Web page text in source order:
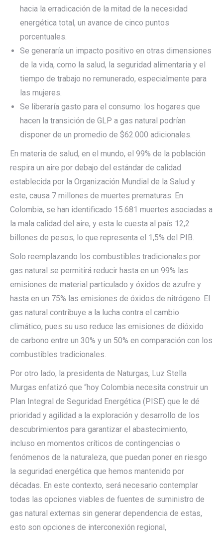
hacia la erradicación de la mitad de la necesidad
energética total, un avance de cinco puntos
porcentuales.
Se generaría un impacto positivo en otras dimensiones
de la vida, como la salud, la seguridad alimentaria y el
tiempo de trabajo no remunerado, especialmente para
las mujeres.
Se liberaría gasto para el consumo: los hogares que
hacen la transición de GLP a gas natural podrían
disponer de un promedio de $62.000 adicionales.
En materia de salud, en el mundo, el 99% de la población
respira un aire por debajo del estándar de calidad
establecida por la Organización Mundial de la Salud y
este, causa 7 millones de muertes prematuras. En
Colombia, se han identificado 15.681 muertes asociadas a
la mala calidad del aire, y esta le cuesta al país 12,2
billones de pesos, lo que representa el 1,5% del PIB.
Solo reemplazando los combustibles tradicionales por
gas natural se permitirá reducir hasta en un 99% las
emisiones de material particulado y óxidos de azufre y
hasta en un 75% las emisiones de óxidos de nitrógeno. El
gas natural contribuye a la lucha contra el cambio
climático, pues su uso reduce las emisiones de dióxido
de carbono entre un 30% y un 50% en comparación con los
combustibles tradicionales.
Por otro lado, la presidenta de Naturgas, Luz Stella
Murgas enfatizó que “hoy Colombia necesita construir un
Plan Integral de Seguridad Energética (PISE) que le dé
prioridad y agilidad a la exploración y desarrollo de los
descubrimientos para garantizar el abastecimiento,
incluso en momentos críticos de contingencias o
fenómenos de la naturaleza, que puedan poner en riesgo
la seguridad energética que hemos mantenido por
décadas. En este contexto, será necesario contemplar
todas las opciones viables de fuentes de suministro de
gas natural externas sin generar dependencia de estas,
esto son opciones de interconexión regional,